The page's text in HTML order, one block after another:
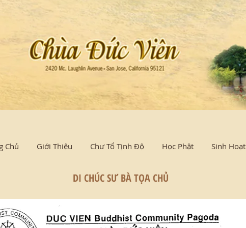
Chủ Giới Thiệu Chư Tổ Tịnh Độ Học Phật Sinh Hoạt
DI CHÚC SƯ BÀ TỌA CHỦ